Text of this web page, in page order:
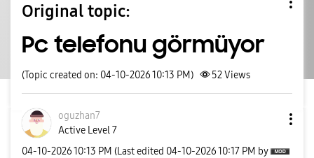
Original topic:
Pc telefonu görmüyor
(Topic created on: 04-10-2026 10:13 PM) 52Views
oguzhan7
Active Level 7
‎04-10-202610:13 PM (Last edited ‎04-10-202610:17 PM by